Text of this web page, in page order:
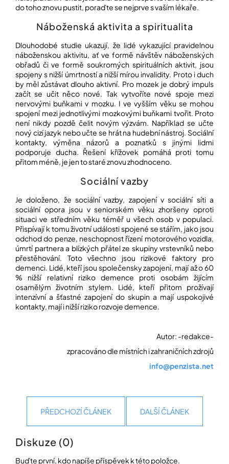
do toho znovu pustit, poraďte se nejprve s vaším lékaře.
Náboženská aktivita a spiritualita
Dlouhodobé studie ukazují, že lidé vykazující pravidelnou
náboženskou aktivitu, ať ve formě návštěv náboženských
obřadů či ve formě soukromých spirituálních aktivit, jsou
spojeny s nižší úmrtností a nižší mírou invalidity. Proto i duch
by měl zůstávat dlouho aktivní. Pro mozek je dobrý impuls
začít se učit něco nové. Tak vytvoříte nové spoje mezi
nervovými buňkami v mozku. I ve vyšším věku se mohou
spojení mezi jednotlivými mozkovými buňkami tvořit. Proto
není nikdy pozdě čelit novým výzvám. Například se učte
nový cizí jazyk nebo učte se hrát na hudební nástroj. Sociální
kontakty, výměna názorů a poznatků s jinými lidmi
podporuje ducha. Řešení křížovek pomáhá proti tomu
přitom méně, je jen to staré znovu zhodnoceno.
Sociální vazby
Je doloženo, že sociální vazby, zapojení v sociální síti a
sociální opora jsou v seniorském věku zhoršeny oproti
situaci ve středním věku téměř u všech osob v populaci.
Přispívají k tomu životní události spojené se stářím, jako jsou
odchod do penze, neschopnost řízení motorového vozidla,
úmrtí partnera a blízkých přátel ze skupiny vrstevníků nebo
přestěhování. Toto všechno jsou rizikové faktory pro
demenci. Lidé, kteří jsou společensky zapojení, mají až o 60
% nižší relativní riziko demence proti osobám žijícím
osamělým životním stylem. Lidé, kteří přitom prožívají
intenzívní a šťastné zapojení do skupin a mají uspokojivé
kontakty, mají i nižší riziko rozvoje demence.
Autor: -redakce-
zpracováno dle místních i zahraničních zdrojů
info@penzista.net
PŘEDCHOZÍ ČLÁNEK DALŠÍ ČLÁNEK
Diskuze (0)
Buďte první, kdo napíše příspěvek k této položce.